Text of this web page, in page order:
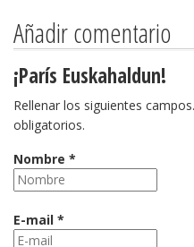
Añadir comentario
¡París Euskahaldun!
Rellenar los siguientes
obligatorios.
Nombre *
E-mail *